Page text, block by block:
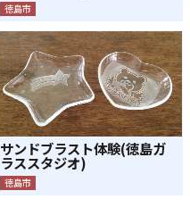
徳島市
サンドブラスト体験(徳島ガ
ラススタジオ)
徳島市